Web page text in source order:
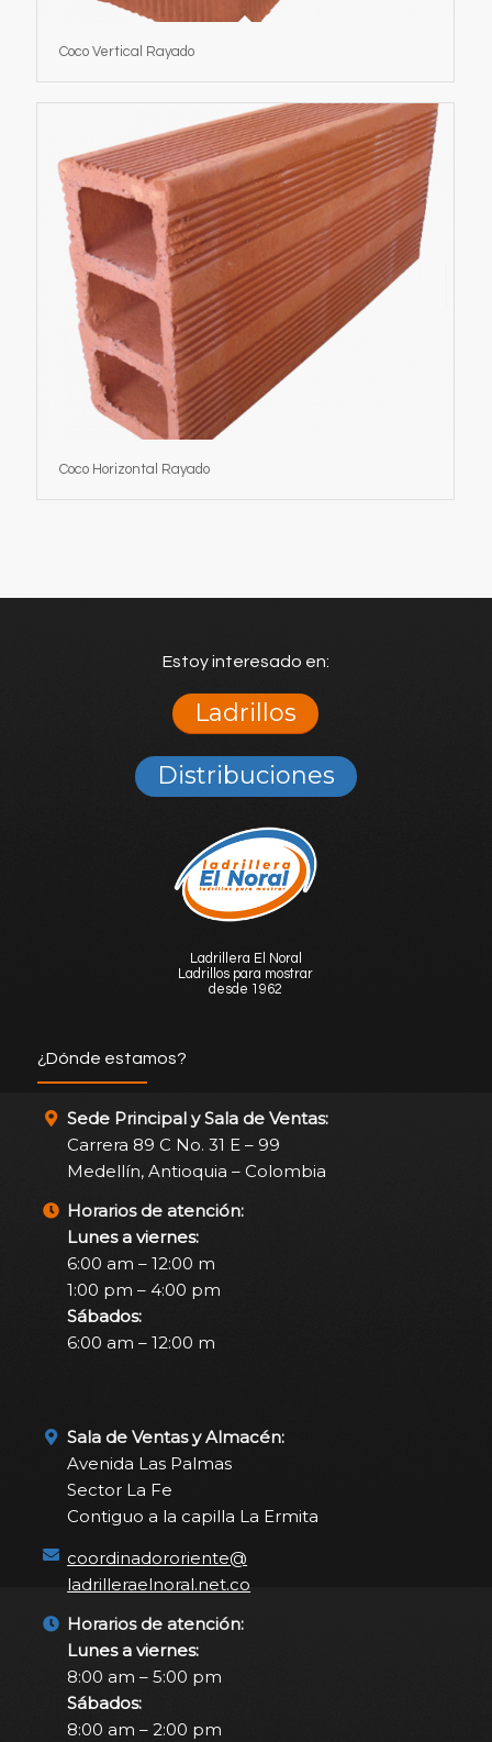
Coco Vertical Rayado
Coco Horizontal Rayado
Estoy interesado en:
Ladrillos
Distribuciones
Ladrillera El Noral
Ladrillos para mostrar
desde 1962
¿Dónde estamos?
Sede Principal y Sala de Ventas:
Carrera 89 C No. 31 E – 99
Medellín, Antioquia – Colombia
Horarios de atención:
Lunes a viernes:
6:00 am – 12:00 m
1:00 pm – 4:00 pm
Sábados:
6:00 am – 12:00 m
Sala de Ventas y Almacén:
Avenida Las Palmas
Sector La Fe
Contiguo a la capilla La Ermita
coordinadororiente@
ladrilleraelnoral.net.co
Horarios de atención:
Lunes a viernes:
8:00 am – 5:00 pm
Sábados:
8:00 am – 2:00 pm